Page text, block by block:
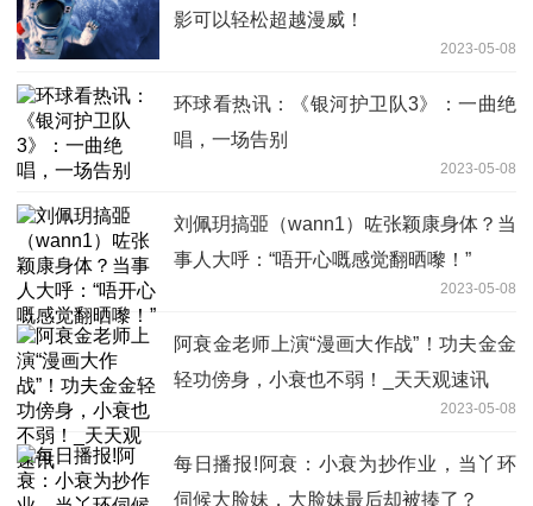
影可以轻松超越漫威！
2023-05-08
环球看热讯：《银河护卫队3》：一曲绝
唱，一场告别
2023-05-08
刘佩玥搞臦（wann1）咗张颖康身体？当
事人大呼：“唔开心嘅感觉翻晒嚟！”
2023-05-08
阿衰金老师上演“漫画大作战”！功夫金金
轻功傍身，小衰也不弱！_天天观速讯
2023-05-08
每日播报!阿衰：小衰为抄作业，当丫环
伺候大脸妹，大脸妹最后却被揍了？